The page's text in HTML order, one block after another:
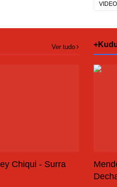
Ver tudo
Chiqui - Surra